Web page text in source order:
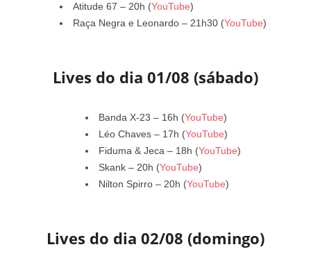
Atitude 67 – 20h (YouTube)
Raça Negra e Leonardo – 21h30 (YouTube)
Lives do dia 01/08 (sábado)
Banda X-23 – 16h (YouTube)
Léo Chaves – 17h (YouTube)
Fiduma & Jeca – 18h (YouTube)
Skank – 20h (YouTube)
Nilton Spirro – 20h (YouTube)
Lives do dia 02/08 (domingo)